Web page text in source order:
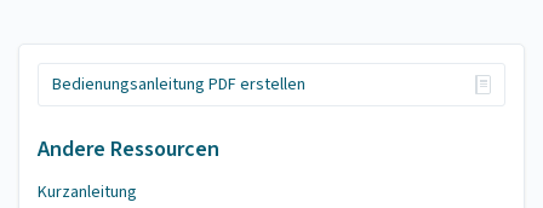
Bedienungsanleitung PDF erstellen
Andere Ressourcen
Kurzanleitung